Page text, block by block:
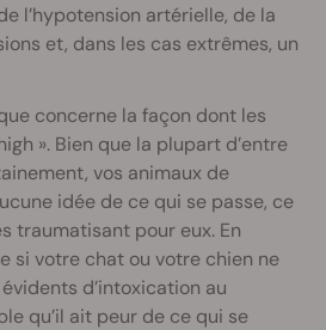
l’hypotension artérielle, de la
et, dans les cas extrêmes, un
concerne la façon dont les
». Bien que la plupart d’entre
vos animaux de
idée de ce qui se passe, ce
traumatisant pour eux. En
si votre chat ou votre chien ne
d’intoxication au
qu’il ait peur de ce qui se